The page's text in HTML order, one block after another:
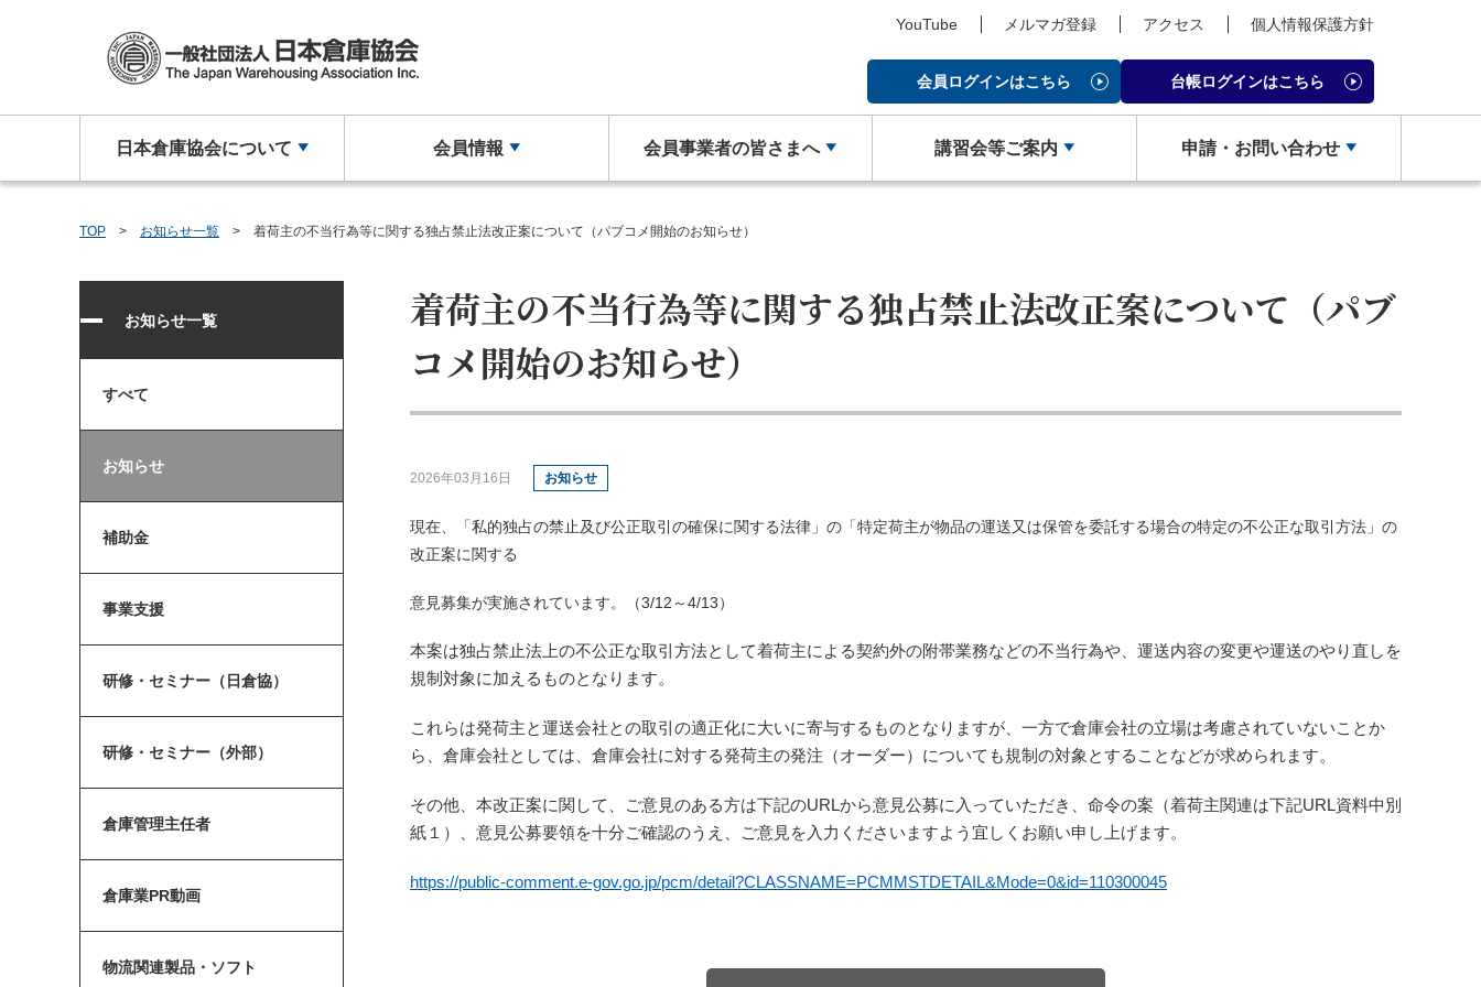
YouTube メルマガ登録 アクセス 個人情報保護方針
会員ログインはこちら 台帳ログインはこちら
日本倉庫協会について
日本倉庫協会について 日本倉庫協会の概要
会員情報
会員情報 会員事業者一覧 地区倉庫協会一覧
会員事業者の皆さまへ
会員事業者の皆さまへ 新物効法対応ガイド
物効法認定取得への道 倉庫業総合賠償責任保険制度 損害賠償責任かび保険制度
事業計画書（BCP）
講習会等ご案内
講習会等ご案内 講習会を探す 倉庫管理主任者講習会について
紛失された方へ
申請・お問い合わせ
申請・お問い合わせ お問い合わせ
動画投稿（ポータルサイト） トラック・物流Gメンよろず相談室
TOP お知らせ一覧 着荷主の不当行為等に関する独占禁止法改正案について（パブコメ開始のお知らせ）
着荷主の不当行為等に関する独占禁止法改正案について（パブ
コメ開始のお知らせ）
2026年03月16日 お知らせ
現在、「私的独占の禁止及び公正取引の確保に関する法律」の 「特定荷主が物品の運送又は保管を委託する場合の特定の不公正な取引方法」の
改正案に関する
意見募集が実施されています。（3/12 ～4/13）
本案は独占禁止法上の不公正な取引方法として着荷主による契約外の附帯業務などの不当行為や、運送内容の変更や運送のやり直しを
規制対象に加えるものとなります。
これらは発荷主と運送会社との取引の適正化に大いに寄与するものとなりますが、一方で倉庫会社の立場は考慮されていないことか
ら、倉庫会社としては、倉庫会社に対する発荷主の発注（オーダー）についても規制の対象とすることなどが求められます。
その他、本改正案に関して、ご意見のある方は下記のURLから意見公募に入っていただき、 命令の案（着荷主関連は下記URL資料中別
紙１）、意見公募要領を十分ご確認のうえ、ご意見を入力ください ますよう宜しくお願い申し上げます。
https://public-comment.e-gov.go.jp/pcm/detail?CLASSNAME=PCMMSTDETAIL&Mode=0&id=110300045
お知らせ一覧
すべて
お知らせ
補助金
事業支援
研修・セミナー（日倉協）
研修・セミナー（外部）
倉庫管理主任者
倉庫業PR動画
物流関連製品・ソフト